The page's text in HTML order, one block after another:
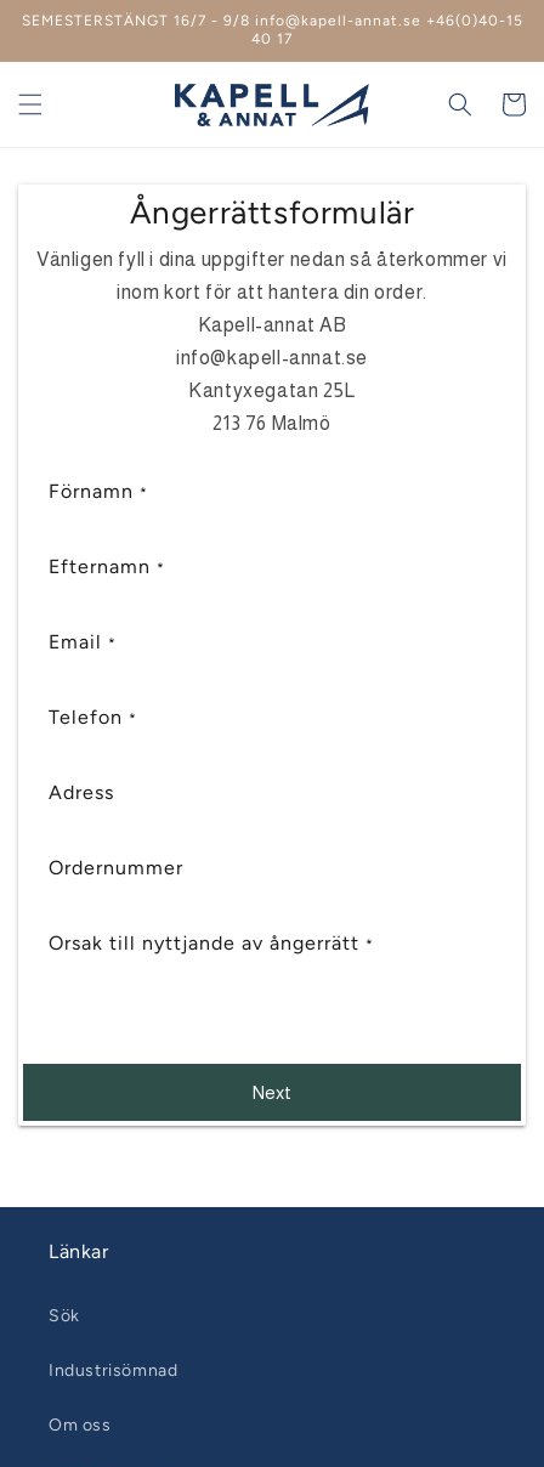
vidare
innehåll
SEMESTERSTÄNGT 16/7 - 9/8 info@kapell-annat.se +46(0)40-15
40 17
Ångerrättsformulär
Vänligen fyll i dina uppgifter nedan så återkommer vi
inom kort för att hantera din order.
Kapell-annat AB
info@kapell-annat.se
Kantyxegatan 25L
213 76 Malmö
Förnamn *
Efternamn *
Email *
Telefon *
Adress
Ordernummer
Orsak till nyttjande av ångerrätt *
Next
Länkar
Sök
Industrisömnad
Om oss